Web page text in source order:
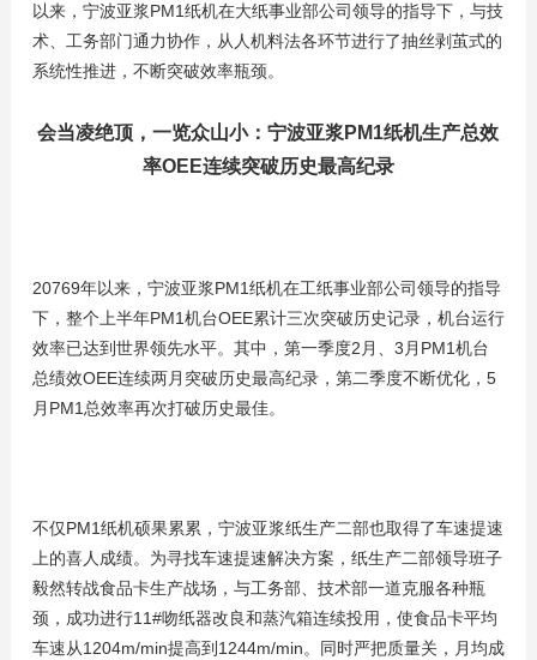
以来，宁波亚浆PM1纸机在大纸事业部公司领导的指导下，与技
术、工务部门通力协作，从人机料法各环节进行了抽丝剥茧式的
系统性推进，不断突破效率瓶颈。
会当凌绝顶，一览众山小：宁波亚浆PM1纸机生产总效
率OEE连续突破历史最高纪录
20769年以来，宁波亚浆PM1纸机在工纸事业部公司领导的指导
下，整个上半年PM1机台OEE累计三次突破历史记录，机台运行
效率已达到世界领先水平。其中，第一季度2月、3月PM1机台
总绩效OEE连续两月突破历史最高纪录，第二季度不断优化，5
月PM1总效率再次打破历史最佳。
不仅PM1纸机硕果累累，宁波亚浆纸生产二部也取得了车速提速
上的喜人成绩。为寻找车速提速解决方案，纸生产二部领导班子
毅然转战食品卡生产战场，与工务部、技术部一道克服各种瓶
颈，成功进行11#吻纸器改良和蒸汽箱连续投用，使食品卡平均
车速从1204m/min提高到1244m/min。同时严把质量关，月均成